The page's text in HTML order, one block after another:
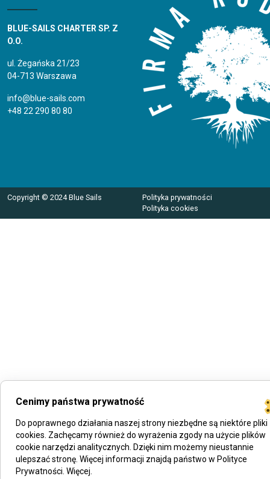
Cenimy państwa prywatność
Do poprawnego działania naszej strony niezbędne są niektóre pliki
cookies. Zachęcamy również do wyrażenia zgody na użycie plików
cookie narzędzi analitycznych. Dzięki nim możemy nieustannie
ulepszać stronę. Więcej informacji znajdą państwo w Polityce
Prywatności. Więcej
BLUE-SAILS CHARTER SP. Z
O.O.
ul. Żegańska 21/23
04-713 Warszawa
info@blue-sails.com
+48 22 290 80 80
Copyright © 2024 Blue Sails
Polityka prywatności
Polityka cookies